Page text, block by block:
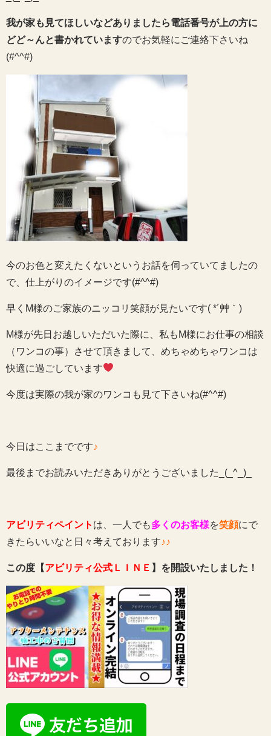
我が家も見てほしいなどありましたら電話番号が上の方に
どど～んと書かれていますのでお気軽にご連絡下さいね
(#^^#)
今のお色と変えたくないというお話を伺っていてましたの
で、仕上がりのイメージです(#^^#)
早くM様のご家族のニッコリ笑顔が見たいです( *´艸｀)
M様が先日お越しいただいた際に、私もM様にお仕事の相談
（ワンコの事）させて頂きまして、めちゃめちゃワンコは
快適に過ごしています
今度は実際の我が家のワンコも見て下さいね(#^^#)
今日はここまでです♪
最後までお読みいただきありがとうございました_(_^_)_
アビリティペイント は、一人でも多くのお客様を笑顔にで
きたらいいなと日々考えております♪♪
この度【アビリティ公式ＬＩＮＥ 】を開設いたしました！